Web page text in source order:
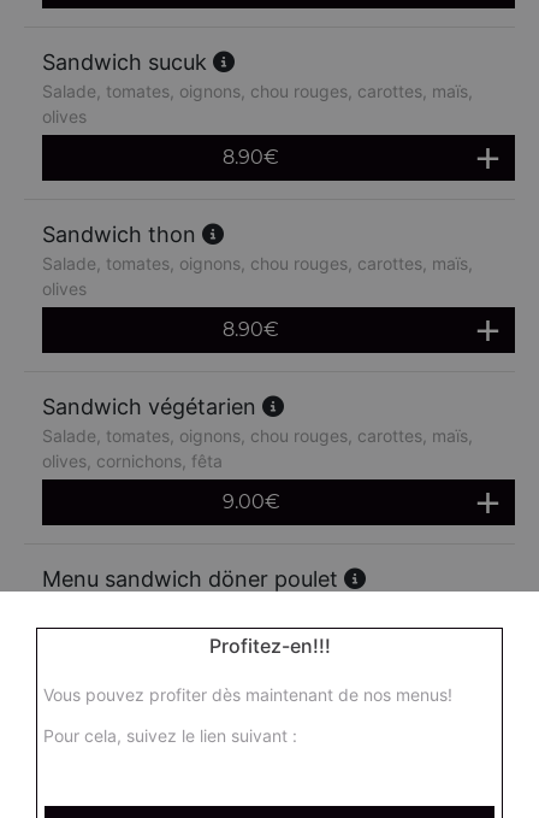
Sandwich sucuk
Salade, tomates, oignons, chou rouges, carottes, maïs,
olives
8.90€
Sandwich thon
Salade, tomates, oignons, chou rouges, carottes, maïs,
olives
8.90€
Sandwich végétarien
Salade, tomates, oignons, chou rouges, carottes, maïs,
olives, cornichons, fêta
9.00€
Menu sandwich döner poulet
olives + frites + 1 boisson 33 cl
Menu sandwich doner boeuf
olives + frites + 1 boisson 33 cl
Profitez-en!!!
Vous pouvez profiter dès maintenant de nos menus!
Pour cela, suivez le lien suivant :